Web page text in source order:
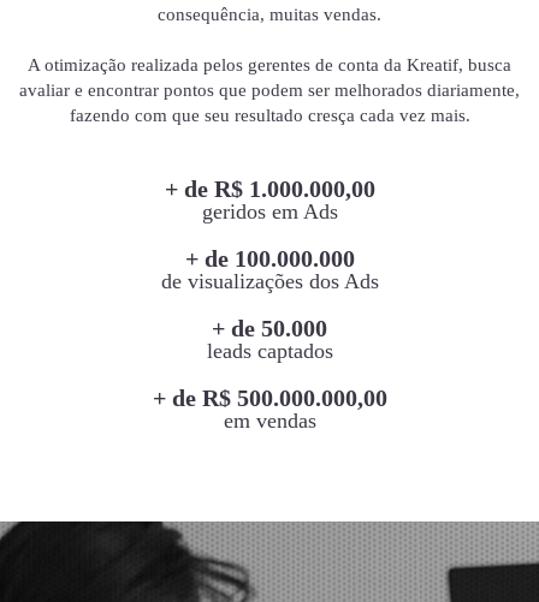
consequência, muitas vendas.
A otimização realizada pelos gerentes de conta da Kreatif, busca
avaliar e encontrar pontos que podem ser melhorados diariamente,
fazendo com que seu resultado cresça cada vez mais.
+ de R$ 1.000.000,00
geridos em Ads
+ de 100.000.000
de visualizações dos Ads
+ de 50.000
leads captados
+ de R$ 500.000.000,00
em vendas